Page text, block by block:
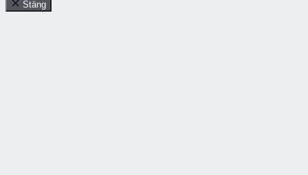
Stäng